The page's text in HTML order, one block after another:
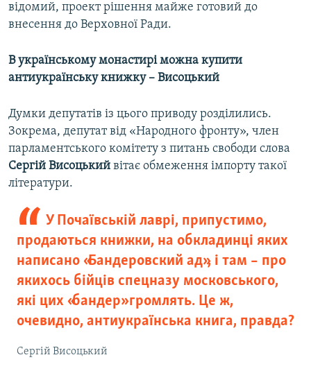
відомий, проект рішення майже готовий до
внесення до Верховної Ради.
В українському монастирі можна купити
антиукраїнську книжку – Висоцький
Думки депутатів із цього приводу розділились.
Зокрема, депутат від «Народного фронту», член
парламентського комітету з питань свободи слова
Сергій Висоцький вітає обмеження імпорту такої
літератури.
У Почаївській лаврі, припустимо,
продаються книжки, на обкладинці яких
написано «Бандеровский ад», і там – про
якихось бійців спецназу московського,
які цих «бандер» громлять. Це ж,
очевидно, антиукраїнська книга, правда?
Сергій Висоцький